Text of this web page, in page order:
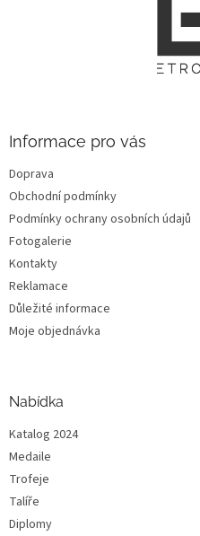
Informace pro vás
Doprava
Obchodní podmínky
Podmínky ochrany osobních údajů
Fotogalerie
Kontakty
Reklamace
Důležité informace
Moje objednávka
Nabídka
Katalog 2024
Medaile
Trofeje
Talíře
Diplomy